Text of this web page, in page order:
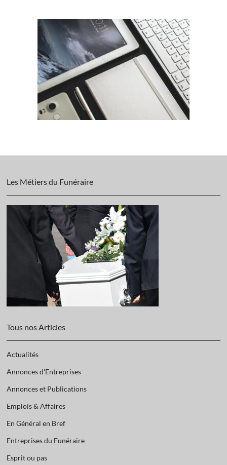
Les Métiers du Funéraire
Tous nos Articles
Actualités
Annonces d'Entreprises
Annonces et Publications
Emplois & Affaires
En Général en Bref
Entreprises du Funéraire
Esprit ou pas